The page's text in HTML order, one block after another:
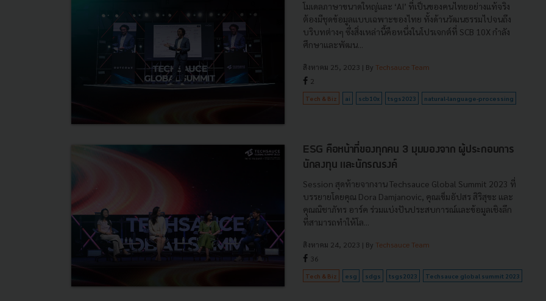
โมเดลภาษาขนาดใหญ่และ ‘AI’ ที่เป็นของคนไทยอย่างแท้จริง
ต้องมีชุดข้อมูลแบบเฉพาะของไทย ทั้งด้านวัฒนธรรมไปจนถึง
บริบทต่างๆ ซึ่งสิ่งเหล่านี้คือหนึ่งในโปรเจกต์ที่ SCB 10X กำลัง
ศึกษาและพัฒน...
สิงหาคม 25, 2023 | By Techsauce Team
2
Tech & Biz ai scb10x tsgs2023 natural-language-processing
ESG คือหน้าที่ของทุกคน 3 มุมมองจาก ผู้ประกอบการ
นักลงทุน และนักรณรงค์
Session สุดท้ายจากงาน Techsauce Global Summit 2023 ที่
บรรยายโดยคุณ Dora Damjanovic, คุณเข็มอัปสร สิริสุขะ และ
คุณณิชาภัทร อาร์ค ร่วมแบ่งปันประสบการณ์และข้อมูลเชิงลึก
ที่สามารถทำให้โล...
สิงหาคม 24, 2023 | By Techsauce Team
36
Tech & Biz esg sdgs tsgs2023 Techsauce global summit 2023